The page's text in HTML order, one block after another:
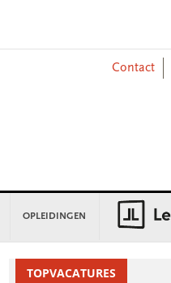
Contact
OPLEIDINGEN
SidebarTOPVACATURES